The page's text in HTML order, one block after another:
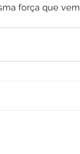
força que vem